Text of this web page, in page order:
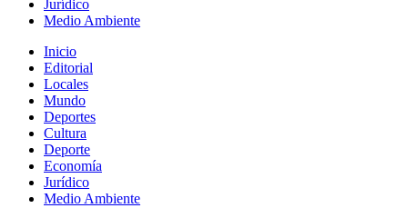
Jurídico
Medio Ambiente
Inicio
Editorial
Locales
Mundo
Deportes
Cultura
Deporte
Economía
Jurídico
Medio Ambiente